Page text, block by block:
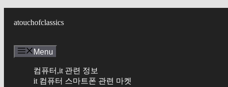
atouchofclassics
Menu
컴퓨터,it 관련 정보
it 컴퓨터 스마트폰 관련 마켓